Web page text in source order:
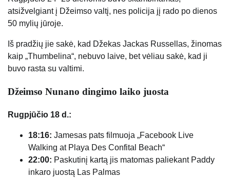
atsižvelgiant į Džeimso valtį, nes policija jį rado po dienos
50 mylių jūroje.
Iš pradžių jie sakė, kad Džekas Jackas Russellas, žinomas
kaip „Thumbelina“, nebuvo laive, bet vėliau sakė, kad ji
buvo rasta su valtimi.
Džeimso Nunano dingimo laiko juosta
Rugpjūčio 18 d.:
18:16: Jamesas pats filmuoja „Facebook Live
Walking at Playa Des Confital Beach“
22:00: Paskutinį kartą jis matomas paliekant Paddy
inkaro juostą Las Palmas